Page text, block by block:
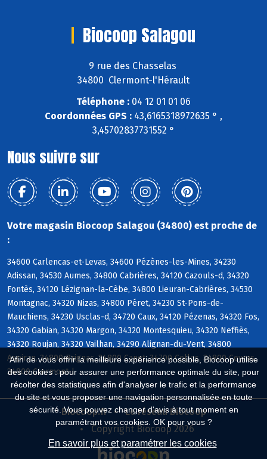
Afin de vous offrir la meilleure expérience possible, Biocoop utilise
des cookies : pour assurer une performance optimale du site, pour
récolter des statistiques afin d'analyser le trafic et la performance
du site et vous proposer une navigation personnalisée en toute
sécurité. Vous pouvez changer d'avis à tout moment en
paramétrant vos cookies. OK pour vous ?
En savoir plus et paramétrer les cookies
Biocoop Salagou
9 rue des Chasselas
34800 Clermont-l'Hérault
Téléphone : 04 12 01 01 06
Coordonnées GPS : 43,6165318972635 ° ,
3,45702837731552 °
Nous suivre sur
Votre magasin Biocoop Salagou (34800) est proche de
:
34600 Carlencas-et-Levas, 34600 Pézènes-les-Mines, 34230
Adissan, 34530 Aumes, 34800 Cabrières, 34120 Cazouls-d, 34320
Fontès, 34120 Lézignan-la-Cèbe, 34800 Lieuran-Cabrières, 34530
Montagnac, 34320 Nizas, 34800 Péret, 34230 St-Pons-de-
Mauchiens, 34230 Usclas-d, 34720 Caux, 34120 Pézenas, 34320 Fos,
34320 Gabian, 34320 Margon, 34320 Montesquieu, 34320 Neffiès,
34320 Roujan, 34320 Vailhan, 34290 Alignan-du-Vent, 34800
Aspiran, 34800 Brignac, 34800 Canet, 34700 Celles, 34800 Ceyras,
34800 Clermont-l
Biocoop.fr
Le réseau Biocoop
Copyright Biocoop 2026